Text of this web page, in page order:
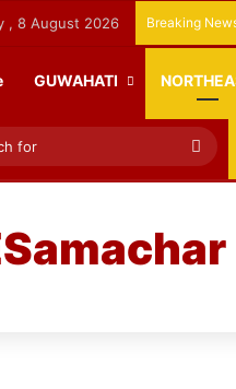
, 8 August 2026 Breaking
GUWAHATI
for